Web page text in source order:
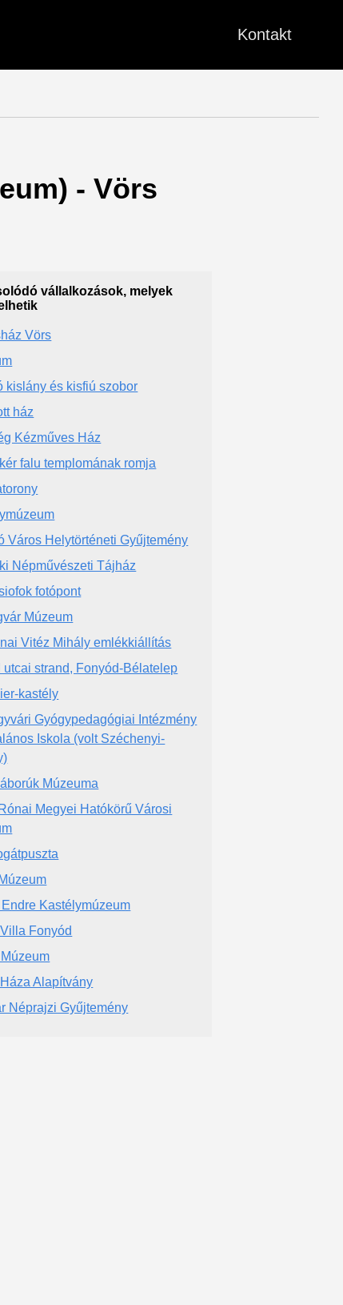
Kontakt
- Vörs
vállalkozások, melyek
Vörs
kislány és kisfiú szobor
ház
Kézműves Ház
falu templomának romja
Város Helytörténeti Gyűjtemény
Népművészeti Tájház
fotópont
Múzeum
Vitéz Mihály emlékkiállítás
utcai strand, Fonyód-Bélatelep
kastély
Gyógypedagógiai Intézmény
Iskola (volt Széchenyi-
Múzeuma
Megyei Hatókörű Városi
Kastélymúzeum
Fonyód
Alapítvány
Néprajzi Gyűjtemény